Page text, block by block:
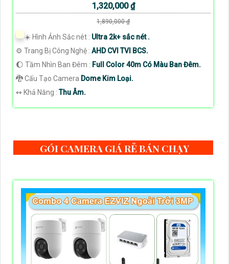
1,320,000 ₫
1,890,000 ₫
☀️ Hình Ảnh Sắc nét : Ultra 2k+ sắc nét .
⚙ Trang Bị Công Nghệ : AHD CVI TVI BCS.
🌔 Tầm Nhìn Ban Đêm : Full Color 40m Có Màu Ban Đêm.
🐉️ Cấu Tạo Camera Dome Kim Loại.
️↭ Khả Năng :Thu Âm.
GÓI CAMERA GIÁ RẺ BÁN CHẠY